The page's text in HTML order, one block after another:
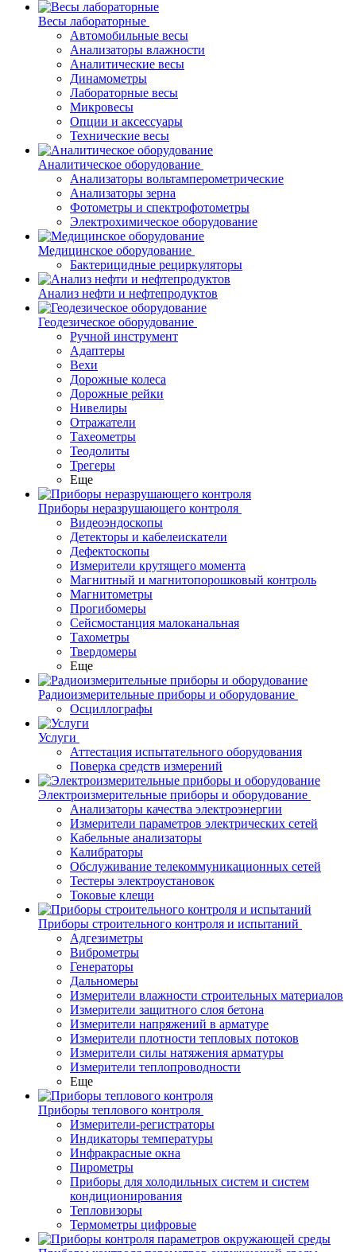
Весы лабораторные
Автомобильные весы
Анализаторы влажности
Аналитические весы
Динамометры
Лабораторные весы
Микровесы
Опции и аксессуары
Технические весы
Аналитическое оборудование
Анализаторы вольтамперометрические
Анализаторы зерна
Фотометры и спектрофотометры
Электрохимическое оборудование
Медицинское оборудование
Бактерицидные рециркуляторы
Анализ нефти и нефтепродуктов
Геодезическое оборудование
Ручной инструмент
Адаптеры
Вехи
Дорожные колеса
Дорожные рейки
Нивелиры
Отражатели
Тахеометры
Теодолиты
Трегеры
Еще
Приборы неразрушающего контроля
Видеоэндоскопы
Детекторы и кабелеискатели
Дефектоскопы
Измерители крутящего момента
Магнитный и магнитопорошковый контроль
Магнитометры
Прогибомеры
Сейсмостанция малоканальная
Тахометры
Твердомеры
Еще
Радиоизмерительные приборы и оборудование
Осциллографы
Услуги
Аттестация испытательного оборудования
Поверка средств измерений
Электроизмерительные приборы и оборудование
Анализаторы качества электроэнергии
Измерители параметров электрических сетей
Кабельные анализаторы
Калибраторы
Обслуживание телекоммуникационных сетей
Тестеры электроустановок
Токовые клещи
Приборы строительного контроля и испытаний
Адгезиметры
Виброметры
Генераторы
Дальномеры
Измерители влажности строительных материалов
Измерители защитного слоя бетона
Измерители напряжений в арматуре
Измерители плотности тепловых потоков
Измерители силы натяжения арматуры
Измерители теплопроводности
Еще
Приборы теплового контроля
Измерители-регистраторы
Индикаторы температуры
Инфракрасные окна
Пирометры
Приборы для холодильных систем и систем
кондиционирования
Тепловизоры
Термометры цифровые